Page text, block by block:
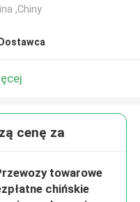
,Chiny
cenę za
towarowe
chińskie